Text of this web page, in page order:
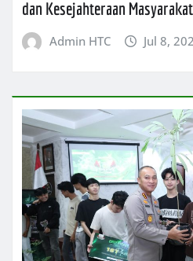
dan Kesejahteraan
Admin HTC Jul 8,